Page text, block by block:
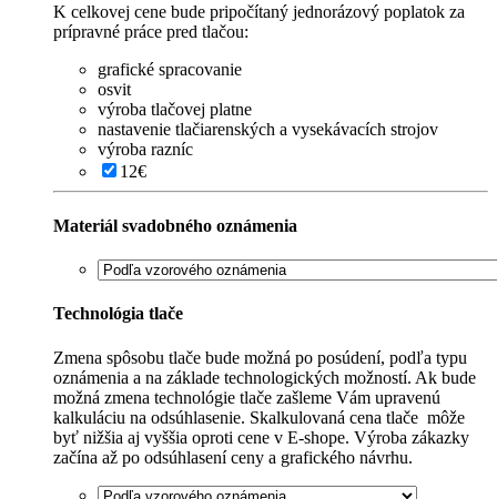
K celkovej cene bude pripočítaný jednorázový poplatok za
prípravné práce pred tlačou:
grafické spracovanie
osvit
výroba tlačovej platne
nastavenie tlačiarenských a vysekávacích strojov
výroba razníc
12€
Materiál svadobného oznámenia
Technológia tlače
Zmena spôsobu tlače bude možná po posúdení, podľa typu
oznámenia a na základe technologických možností. Ak bude
možná zmena technológie tlače zašleme Vám upravenú
kalkuláciu na odsúhlasenie. Skalkulovaná cena tlače môže
byť nižšia aj vyššia oproti cene v E-shope. Výroba zákazky
začína až po odsúhlasení ceny a grafického návrhu.